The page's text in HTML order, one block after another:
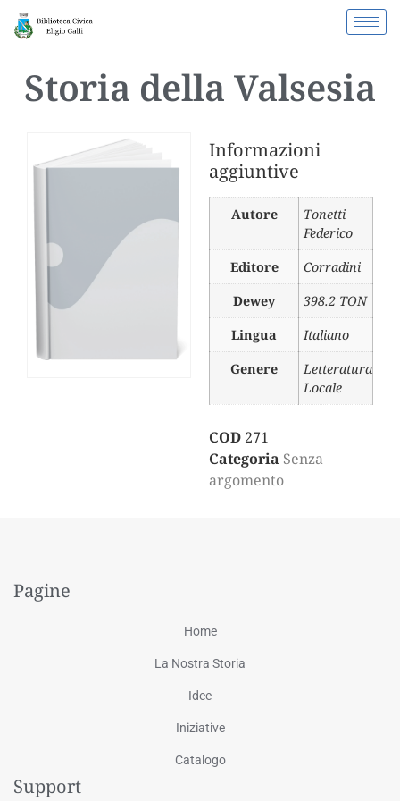
Storia della Valsesia
Informazioni
aggiuntive
Autore
Tonetti
Federico
Editore
Corradini
Dewey
398.2 TON
Lingua
Italiano
Genere
Letteratura
Locale
COD 271
Categoria Senza
argomento
Pagine
Home
La Nostra Storia
Idee
Iniziative
Catalogo
Support